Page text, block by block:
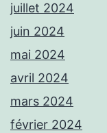
juillet 2024
juin 2024
mai 2024
avril 2024
mars 2024
février 2024